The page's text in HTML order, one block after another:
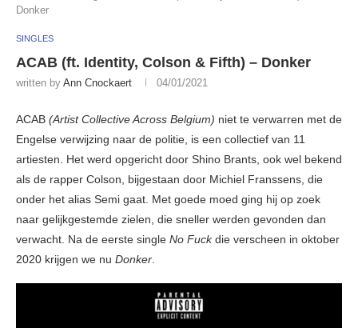
Donker
SINGLES
ACAB (ft. Identity, Colson & Fifth) – Donker
written by Ann Cnockaert 04/01/2021
ACAB (Artist Collective Across Belgium) niet te verwarren met de
Engelse verwijzing naar de politie, is een collectief van 11
artiesten. Het werd opgericht door Shino Brants, ook wel bekend
als de rapper Colson, bijgestaan door Michiel Franssens, die
onder het alias Semi gaat. Met goede moed ging hij op zoek
naar gelijkgestemde zielen, die sneller werden gevonden dan
verwacht. Na de eerste single No Fuckdie verscheen in oktober
2020 krijgen we nu Donker.